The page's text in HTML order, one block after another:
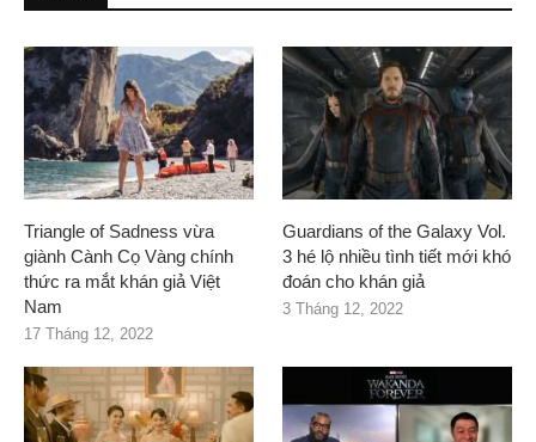
Triangle of Sadness vừa
giành Cành Cọ Vàng chính
thức ra mắt khán giả Việt
Nam
17 Tháng 12, 2022
Guardians of the Galaxy Vol.
3 hé lộ nhiều tình tiết mới khó
đoán cho khán giả
3 Tháng 12, 2022